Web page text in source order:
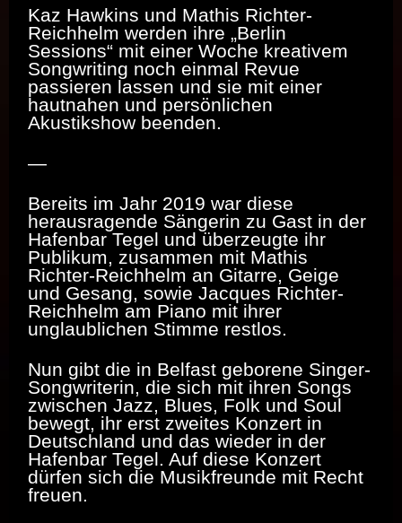
Kaz Hawkins und Mathis Richter-
Reichhelm werden ihre „Berlin
Sessions“ mit einer Woche kreativem
Songwriting noch einmal Revue
passieren lassen und sie mit einer
hautnahen und persönlichen
Akustikshow beenden.
—
Bereits im Jahr 2019 war diese
herausragende Sängerin zu Gast in der
Hafenbar Tegel und überzeugte ihr
Publikum, zusammen mit Mathis
Richter-Reichhelm an Gitarre, Geige
und Gesang, sowie Jacques Richter-
Reichhelm am Piano mit ihrer
unglaublichen Stimme restlos.
Nun gibt die in Belfast geborene Singer-
Songwriterin, die sich mit ihren Songs
zwischen Jazz, Blues, Folk und Soul
bewegt, ihr erst zweites Konzert in
Deutschland und das wieder in der
Hafenbar Tegel. Auf diese Konzert
dürfen sich die Musikfreunde mit Recht
freuen.